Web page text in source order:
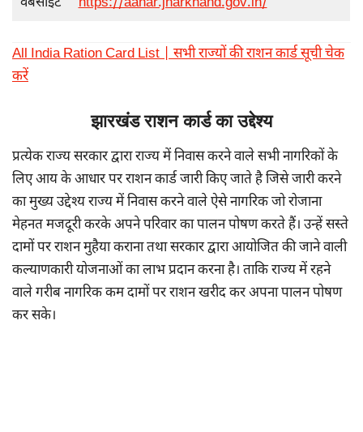
All India Ration Card List | सभी राज्यों की राशन कार्ड सूची चेक
करें
झारखंड राशन कार्ड का उद्देश्य
प्रत्येक राज्य सरकार द्वारा राज्य में निवास करने वाले सभी नागरिकों के
लिए आय के आधार पर राशन कार्ड जारी किए जाते है जिसे जारी करने
का मुख्य उद्देश्य राज्य में निवास करने वाले ऐसे नागरिक जो रोजाना
मेहनत मजदूरी करके अपने परिवार का पालन पोषण करते हैं। उन्हें सस्ते
दामों पर राशन मुहैया कराना तथा सरकार द्वारा आयोजित की जाने वाली
कल्याणकारी योजनाओं का लाभ प्रदान करना है। ताकि राज्य में रहने
वाले गरीब नागरिक कम दामों पर राशन खरीद कर अपना पालन पोषण
कर सके।